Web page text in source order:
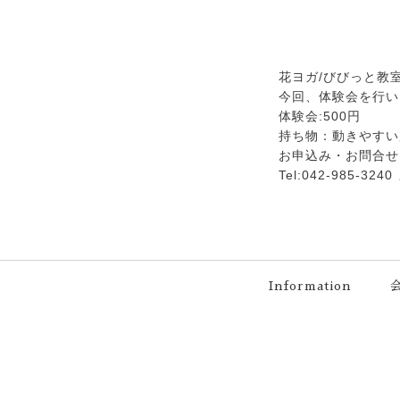
花ヨガ/びびっと教
今回、体験会を行
体験会:500円
持ち物：動きやす
お申込み・お問合
Tel:042-985-3240
Information